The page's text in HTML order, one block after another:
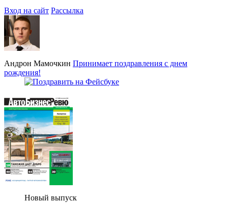
Вход на сайт Рассылка
Андрон Мамочкин Принимает поздравления с днем
рождения!
Новый выпуск